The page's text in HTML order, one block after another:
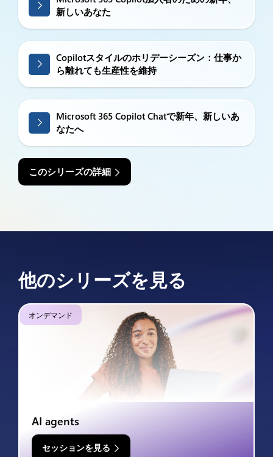
新しいあなた
Copilotスタイルのホリデーシーズン：仕事か
ら離れても生産性を維持
Microsoft 365 Copilot Chatで新年、新しいあ
なたへ
このシリーズの詳細
他のシリーズを見る
オンデマンド
AI agents
セッションを見る